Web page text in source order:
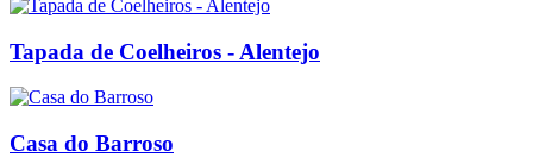
Tapada de Coelheiros - Alentejo
Casa do Barroso